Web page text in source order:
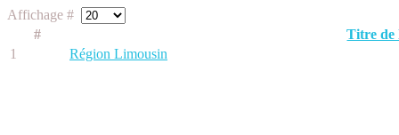
Affichage #
#
Titre de
1
Région Limousin